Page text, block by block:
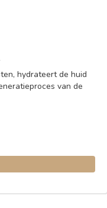
hydrateert de huid
van de